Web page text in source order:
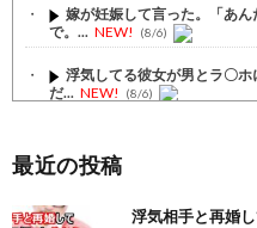
嫁が妊娠して言った。「あ
で。... NEW! (8/6)
浮気してる彼女が男とラ〇
だ... NEW! (8/6)
る...
NEW!
最近の投稿
浮気相手と再婚